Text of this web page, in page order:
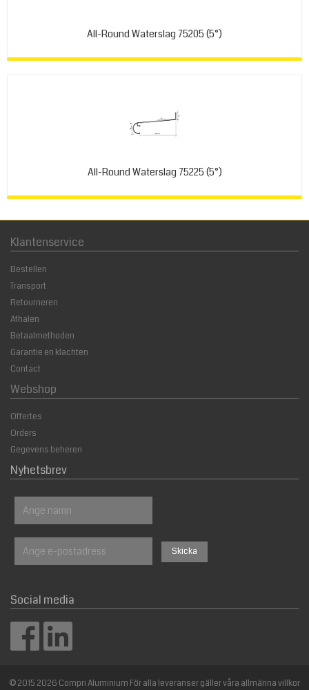
All-Round Waterslag 75205 (5°)
All-Round Waterslag 75225 (5°)
Klantenservice
Bestellen
Transport
Retourneren
Afhalen
Betaalmethoden
Garantie en klachten
Contact
Webshop
Offertes
Orders
Gegevens beheren
Nyhetsbrev
Social media
© 2015 2026 Compri Aluminium För alla leveranser gäller våra allmänna villkor